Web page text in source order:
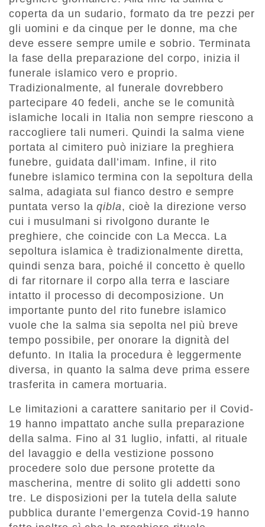
coperta da un sudario, formato da tre pezzi per
gli uomini e da cinque per le donne, ma che
deve essere sempre umile e sobrio. Terminata
la fase della preparazione del corpo, inizia il
funerale islamico vero e proprio.
Tradizionalmente, al funerale dovrebbero
partecipare 40 fedeli, anche se le comunità
islamiche locali in Italia non sempre riescono a
raccogliere tali numeri. Quindi la salma viene
portata al cimitero può iniziare la preghiera
funebre, guidata dall’imam. Infine, il rito
funebre islamico termina con la sepoltura della
salma, adagiata sul fianco destro e sempre
puntata verso laqibla, cioè la direzione verso
cui i musulmani si rivolgono durante le
preghiere, che coincide con La Mecca. La
sepoltura islamica è tradizionalmente diretta,
quindi senza bara, poiché il concetto è quello
di far ritornare il corpo alla terra e lasciare
intatto il processo di decomposizione. Un
importante punto del rito funebre islamico
vuole che la salma sia sepolta nel più breve
tempo possibile, per onorare la dignità del
defunto. In Italia la procedura è leggermente
diversa, in quanto la salma deve prima essere
trasferita in camera mortuaria.
Le limitazioni a carattere sanitario per il Covid-
19 hanno impattato anche sulla preparazione
della salma. Fino al 31 luglio, infatti, al rituale
del lavaggio e della vestizione possono
procedere solo due persone protette da
mascherina, mentre di solito gli addetti sono
tre. Le disposizioni per la tutela della salute
pubblica durante l’emergenza Covid-19 hanno